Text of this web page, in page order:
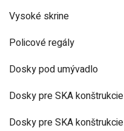
Vysoké skrine
Policové regály
Dosky pod umývadlo
Dosky pre SKA konštrukcie
Dosky pre SKA konštrukcie